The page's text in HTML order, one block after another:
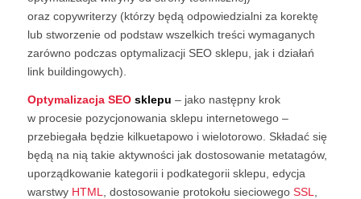
oraz copywriterzy (którzy będą odpowiedzialni za korektę
lub stworzenie od podstaw wszelkich treści wymaganych
zarówno podczas optymalizacji SEO sklepu, jak i działań
link buildingowych).
Optymalizacja SEOsklepu – jako następny krok
w procesie pozycjonowania sklepu internetowego –
przebiegała będzie kilkuetapowo i wielotorowo. Składać się
będą na nią takie aktywności jak dostosowanie metatagów,
uporządkowanie kategorii i podkategorii sklepu, edycja
warstwy HTML , dostosowanie protokołu sieciowego SSL